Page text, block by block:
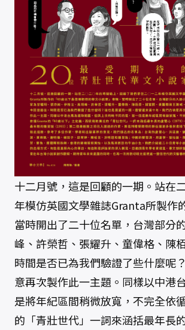
十二月號，這是回顧的一期。站
年模仿英國文學雜誌Granta所製作
當時開出了二十位名單，台灣部分
峰、許榮哲、張耀升、童偉格、陳
時間是否已為我們驗證了些什麼呢
意再次製作此一主題。同樣以中港
是將年紀區間稍微放寬，不完全依
的「青壯世代」一詞來涵括最年長